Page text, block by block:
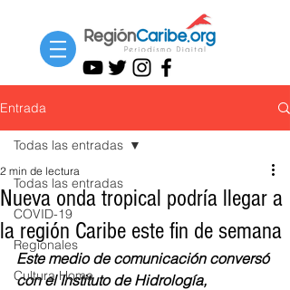
Entrada
Todas las entradas
COVID-19
Regionales
Cultura Home
Todas las entradas
Nueva onda tropical podría llegar a
la región Caribe este fin de semana
2 min de lectura
Este medio de comunicación conversó
con el Instituto de Hidrología,